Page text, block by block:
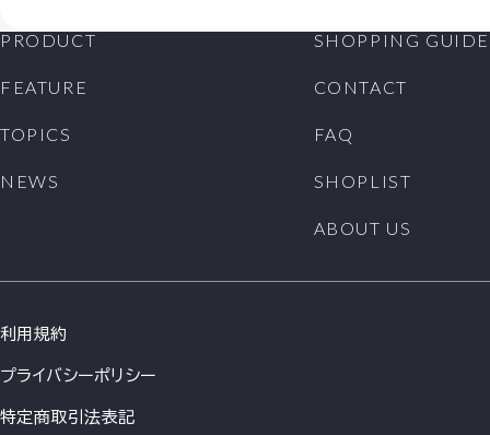
PRODUCT
FEATURE
TOPICS
NEWS
SHOPPING GUIDE
CONTACT
FAQ
SHOPLIST
ABOUT US
利用規約
プライバシーポリシー
特定商取引法表記